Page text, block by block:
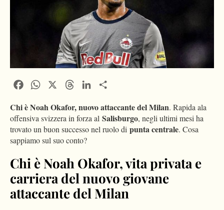
FacebookWhatsApp ThreadsLinkedIn
Chi è Noah Okafor, nuovo attaccante del Milan. Rapida ala
offensiva svizzera in forza al Salisburgo, negli ultimi mesi ha
trovato un buon successo nel ruolo di punta centrale. Cosa
sappiamo sul suo conto?
Chi è Noah Okafor, vita privata e
carriera del nuovo giovane
attaccante del Milan